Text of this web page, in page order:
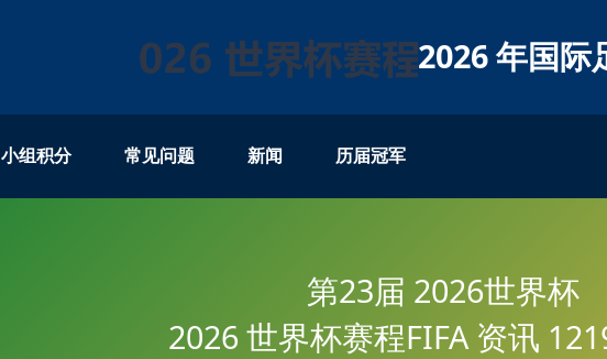
2026 年国际
小组积分 常见问题 新闻 历届冠军
第23届 2026世界杯
2026 世界杯赛程FIFA 资讯